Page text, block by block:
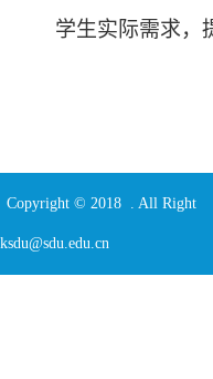
学生实际需求，
© 2018 . All Right